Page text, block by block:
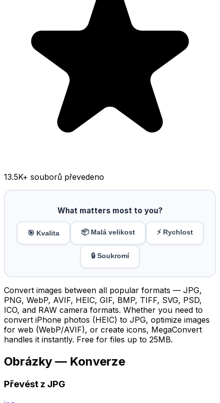
13.5K+ souborů převedeno
What matters most to you?
🎯 Kvalita 📦 Malá velikost ⚡ Rychlost
🔒 Soukromí
Convert images between all popular formats — JPG,
PNG, WebP, AVIF, HEIC, GIF, BMP, TIFF, SVG, PSD,
ICO, and RAW camera formats. Whether you need to
convert iPhone photos (HEIC) to JPG, optimize images
for web (WebP/AVIF), or create icons, MegaConvert
handles it instantly. Free for files up to 25MB.
Obrázky — Konverze
Převést z JPG